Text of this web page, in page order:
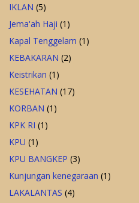
IKLAN (5)
Jema'ah Haji (1)
Kapal Tenggelam (1)
KEBAKARAN (2)
Keistrikan (1)
KESEHATAN (17)
KORBAN (1)
KPK RI (1)
KPU (1)
KPU BANGKEP (3)
Kunjungan kenegaraan (1)
LAKALANTAS (4)